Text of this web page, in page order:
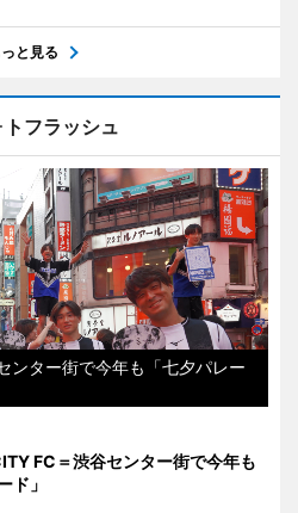
っと見る
トフラッシュ
ンター街で今年も「七夕パレー
FC＝渋谷センター街で今年も
ド」